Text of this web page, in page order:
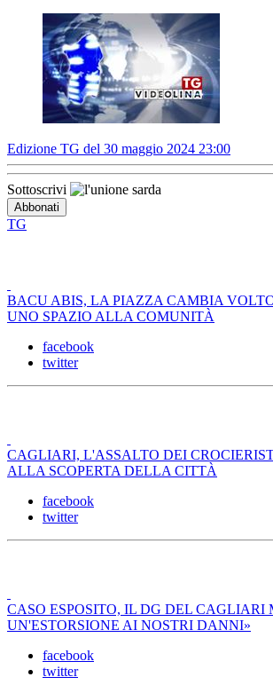
Edizione TG del 30 maggio 2024 23:00
Sottoscrivi
TG
BACU ABIS, LA PIAZZA CAMBIA
UNO SPAZIO ALLA COMUNITÀ
facebook
twitter
CAGLIARI, L'ASSALTO DEI
ALLA SCOPERTA DELLA CITTÀ
facebook
twitter
CASO ESPOSITO, IL DG DEL CAGLIARI
UN'ESTORSIONE AI NOSTRI DANNI»
facebook
twitter